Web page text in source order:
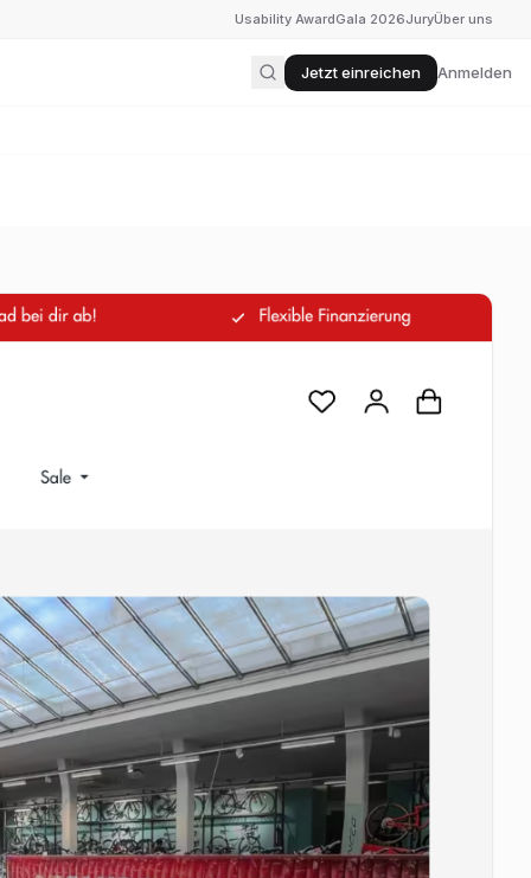
Usability AwardGala 2026JuryÜber uns
Jetzt einreichen Anmelden